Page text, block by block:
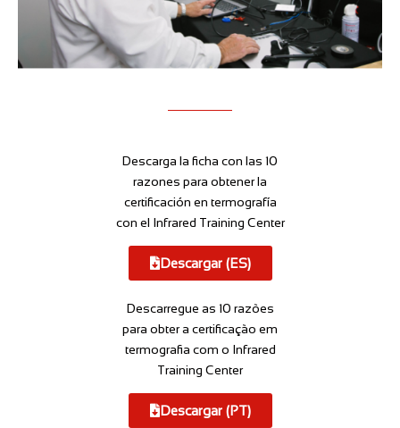
Descarga la ficha con las 10
razones para obtener la
certificación en termografía
con el Infrared Training Center
Descargar (ES)
Descarregue as 10 razões
para obter a certificação em
termografia com o Infrared
Training Center
Descargar (PT)